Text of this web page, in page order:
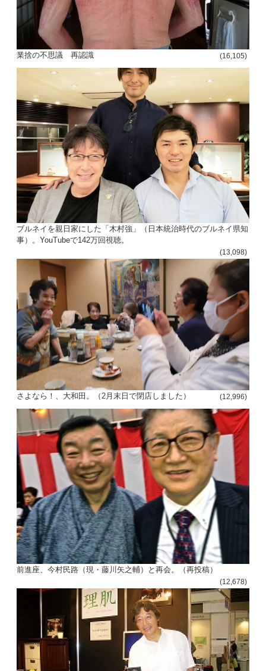
業捨の不思議 再認識 (16,105)
ブルネイを親日家にした「木村強」（日本統治時代のブルネイ県知
事）。YouTubeで142万回視聴。
(13,098)
さよなら！、大和田。（2月末日で閉店しました） (12,996)
前進座、今村民路（現・藤川矢之輔）と再会。（再投稿）
(12,678)